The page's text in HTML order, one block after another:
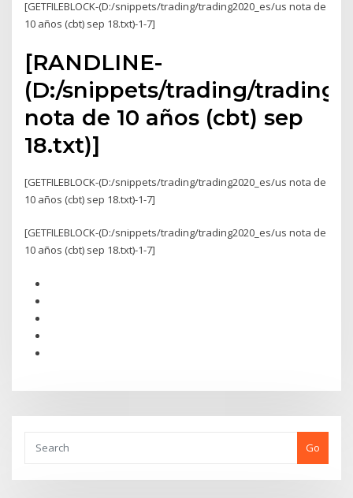
[GETFILEBLOCK-(D:/snippets/trading/trading2020_es/us nota de
10 años (cbt) sep 18.txt)-1-7]
[RANDLINE-
(D:/snippets/trading/
nota de 10 años (cbt) sep
18.txt)]
[GETFILEBLOCK-(D:/snippets/trading/trading2020_es/us nota de
10 años (cbt) sep 18.txt)-1-7]
[GETFILEBLOCK-(D:/snippets/trading/trading2020_es/us nota de
10 años (cbt) sep 18.txt)-1-7]
Go